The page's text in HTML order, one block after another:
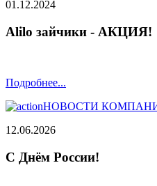
01.12.2024
Alilo зайчики - АКЦИЯ!
Подробнее...
НОВОСТИ
12.06.2026
С Днём России!